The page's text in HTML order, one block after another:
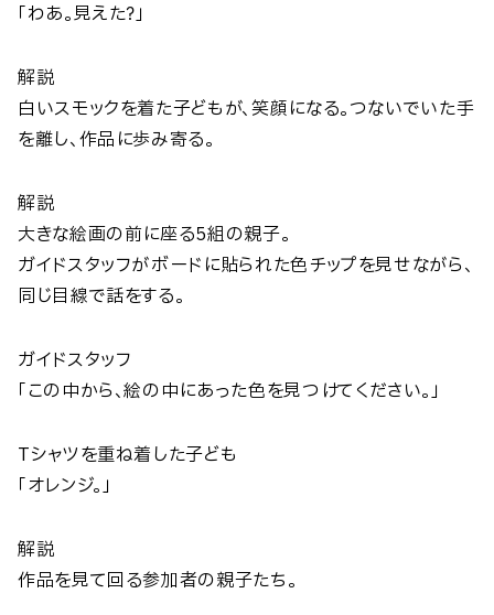
「わあ。見えた？」
解説
白いスモックを着た子どもが、笑顔になる。つないでいた手
を離し、作品に歩み寄る。
解説
大きな絵画の前に座る5組の親子。
ガイドスタッフがボードに貼られた色チップを見せながら、
同じ目線で話をする。
ガイドスタッフ
「この中から、絵の中にあった色を見つけてください。」
Tシャツを重ね着した子ども
「オレンジ。」
解説
作品を見て回る参加者の親子たち。